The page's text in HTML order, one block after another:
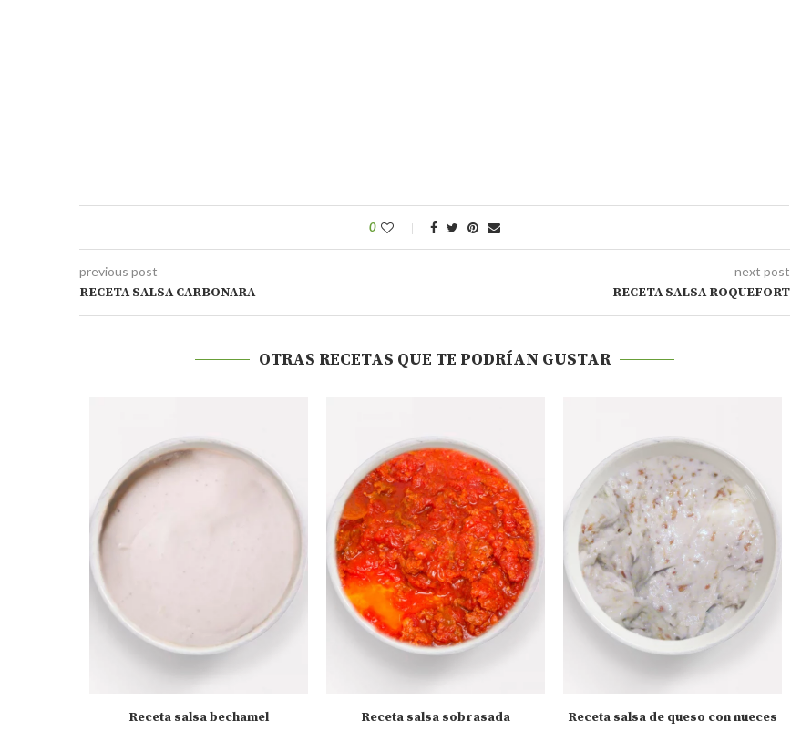
0
previous post
RECETA SALSA CARBONARA
next post
RECETA SALSA ROQUEFORT
OTRAS RECETAS QUE TE PODRÍAN GUSTAR
Receta salsa bechamel Receta salsa sobrasada Receta salsa de queso con nueces